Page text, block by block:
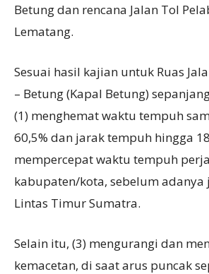
Betung dan rencana Jalan Tol
Lematang.
Sesuai hasil kajian untuk Ruas
– Betung (Kapal Betung)
(1) menghemat waktu tempuh
60,5% dan jarak tempuh hingga
mempercepat waktu tempuh
kabupaten/kota, sebelum adanya
Lintas Timur Sumatra.
Selain itu, (3) mengurangi dan
kemacetan, di saat arus puncak